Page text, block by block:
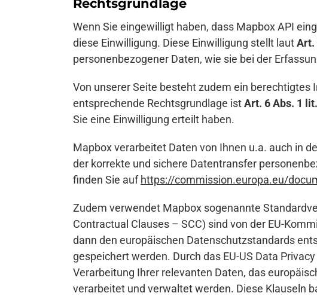
Rechtsgrundlage
Wenn Sie eingewilligt haben, dass Mapbox API
diese Einwilligung. Diese Einwilligung stellt lautArt.
personenbezogener Daten, wie sie bei der
Von unserer Seite besteht zudem ein berechtigtes
entsprechende Rechtsgrundlage istArt. 6 Abs. 1
Sie eine Einwilligung erteilt haben.
Mapbox verarbeitet Daten von Ihnen u.a. auch in
der korrekte und sichere Datentransfer
finden Sie auf https://commission.europa.eu/
Zudem verwendet Mapbox sogenannte
Contractual Clauses – SCC) sind von der EU-
dann den europäischen Datenschutzstandards
gespeichert werden. Durch das EU-US Data
Verarbeitung Ihrer relevanten Daten, das
verarbeitet und verwaltet werden. Diese Klauseln